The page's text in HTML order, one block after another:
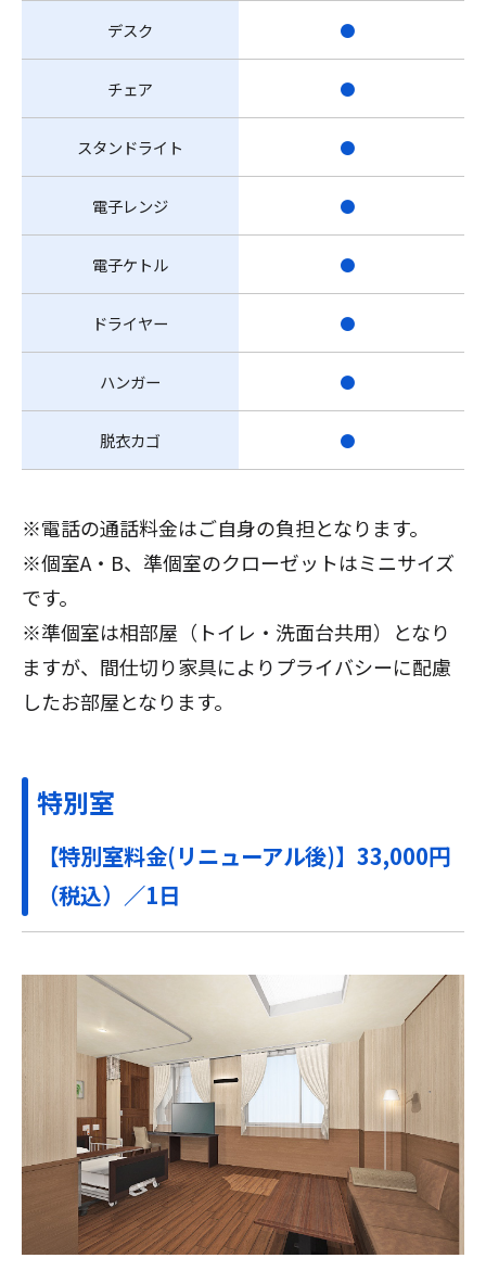
デスク ●
チェア ●
スタンドライト ●
電子レンジ ●
電子ケトル ●
ドライヤー ●
ハンガー ●
脱衣カゴ ●
※電話の通話料金はご自身の負担となります。
※個室A・B、準個室のクローゼットはミニサイズ
です。
※準個室は相部屋（トイレ・洗面台共用）となり
ますが、間仕切り家具によりプライバシーに配慮
したお部屋となります。
特別室
【特別室料金(リニューアル後)】33,000円
（税込）／1日